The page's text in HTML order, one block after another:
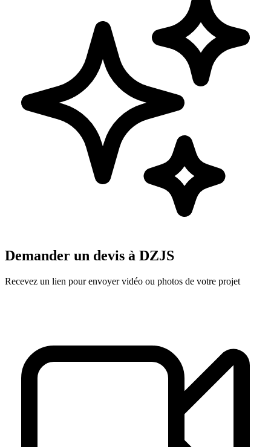
Demander un devis à DZJS
Recevez un lien pour envoyer vidéo ou photos de votre projet